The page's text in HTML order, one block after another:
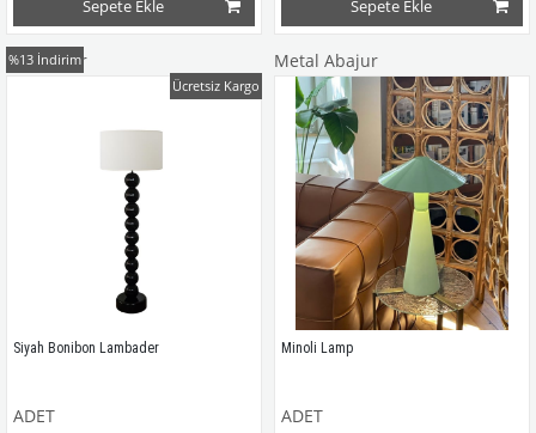
Sepete Ekle Sepete Ekle
Lambader
Siyah Bonibon Lambader
ADET
%13 İndirim
Ücretsiz Kargo
Metal Abajur
Minoli Lamp
ADET